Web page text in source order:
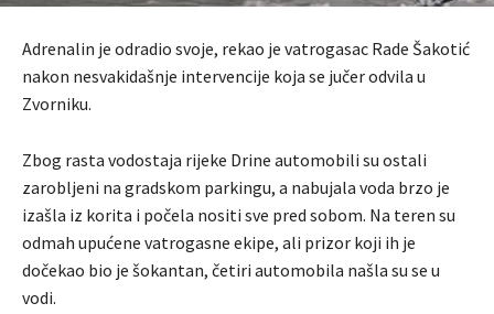
Adrenalin je odradio svoje, rekao je vatrogasac Rade Šakotić
nakon nesvakidašnje intervencije koja se jučer odvila u
Zvorniku.
Zbog rasta vodostaja rijeke Drine automobili su ostali
zarobljeni na gradskom parkingu, a nabujala voda brzo je
izašla iz korita i počela nositi sve pred sobom. Na teren su
odmah upućene vatrogasne ekipe, ali prizor koji ih je
dočekao bio je šokantan, četiri automobila našla su se u
vodi.